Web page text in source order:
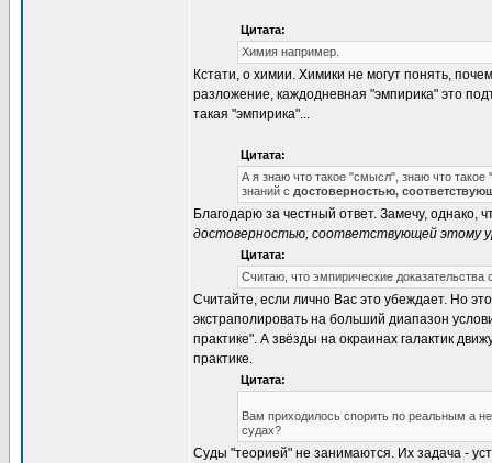
Цитата:
Химия например.
Кстати, о химии. Химики не могут понять,
разложение, каждодневная "эмпирика" это
такая "эмпирика"...
Цитата:
А я знаю что такое "смысл", знаю что
знаний с достоверностью,
Благодарю за честный ответ. Замечу, однако,
достоверностью, соответствующей этому
Цитата:
Считаю, что эмпирические
Считайте, если лично Вас это убеждает. Но
экстраполировать на больший диапазон
практике". А звёзды на окраинах галактик
практике.
Цитата:
Вам приходилось спорить по реальным а
судах?
Суды "теорией" не занимаются. Их задача -